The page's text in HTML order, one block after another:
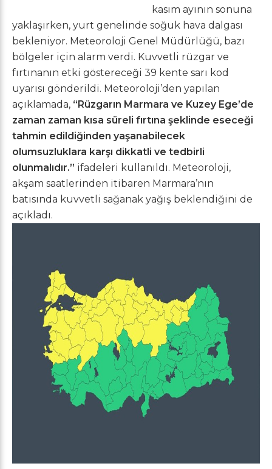
kasım ayının sonuna
yaklaşırken, yurt genelinde soğuk hava dalgası
bekleniyor. Meteoroloji Genel Müdürlüğü, bazı
bölgeler için alarm verdi. Kuvvetli rüzgar ve
fırtınanın etki göstereceği 39 kente sarı kod
uyarısı gönderildi. Meteoroloji’den yapılan
açıklamada, “Rüzgarın Marmara ve Kuzey Ege’de
zaman zaman kısa süreli fırtına şeklinde eseceği
tahmin edildiğinden yaşanabilecek
olumsuzluklara karşı dikkatli ve tedbirli
olunmalıdır.” ifadeleri kullanıldı. Meteoroloji,
akşam saatlerinden itibaren Marmara’nın
batısında kuvvetli sağanak yağış beklendiğini de
açıkladı.